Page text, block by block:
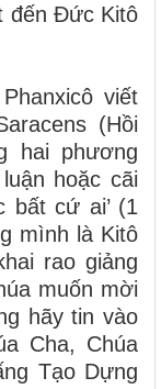
đến Ðức Kitô
viết
(Hồi
hai phương
hoặc cãi
bất cứ ai’ (1
mình là Kitô
rao giảng
muốn mời
hãy tin vào
Cha, Chúa
Tạo Dựng